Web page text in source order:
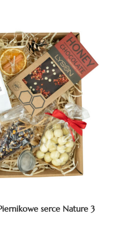
serce Nature 3